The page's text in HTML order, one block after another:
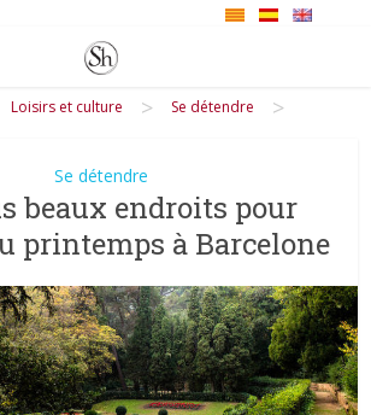
Loisirs et culture > Se détendre >
Se détendre
beaux endroits pour
printemps à Barcelone